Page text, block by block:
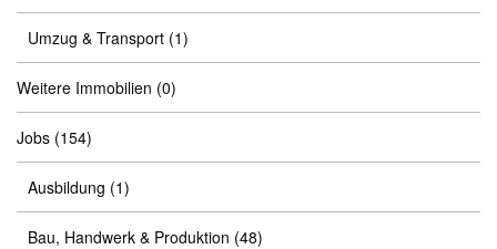
Umzug & Transport (1)
Weitere Immobilien (0)
Jobs (154)
Ausbildung (1)
Bau, Handwerk & Produktion (48)